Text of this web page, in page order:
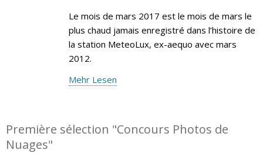
Le mois de mars 2017 est le mois de mars le
plus chaud jamais enregistré dans l’histoire de
la station MeteoLux, ex-aequo avec mars
2012.
Mehr Lesen
Première sélection "Concours Photos de
Nuages"